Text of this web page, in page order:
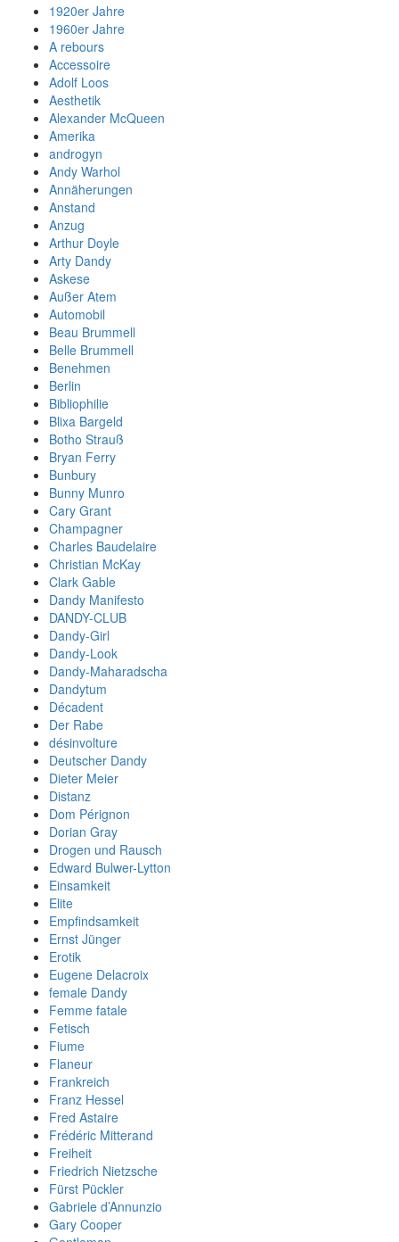
1920er Jahre
1960er Jahre
A rebours
Accessoire
Adolf Loos
Aesthetik
Alexander McQueen
Amerika
androgyn
Andy Warhol
Annäherungen
Anstand
Anzug
Arthur Doyle
Arty Dandy
Askese
Außer Atem
Automobil
Beau Brummell
Belle Brummell
Benehmen
Berlin
Bibliophilie
Blixa Bargeld
Botho Strauß
Bryan Ferry
Bunbury
Bunny Munro
Cary Grant
Champagner
Charles Baudelaire
Christian McKay
Clark Gable
Dandy Manifesto
DANDY-CLUB
Dandy-Girl
Dandy-Look
Dandy-Maharadscha
Dandytum
Décadent
Der Rabe
désinvolture
Deutscher Dandy
Dieter Meier
Distanz
Dom Pérignon
Dorian Gray
Drogen und Rausch
Edward Bulwer-Lytton
Einsamkeit
Elite
Empfindsamkeit
Ernst Jünger
Erotik
Eugene Delacroix
female Dandy
Femme fatale
Fetisch
Fiume
Flaneur
Frankreich
Franz Hessel
Fred Astaire
Frédéric Mitterand
Freiheit
Friedrich Nietzsche
Fürst Pückler
Gabriele d’Annunzio
Gary Cooper